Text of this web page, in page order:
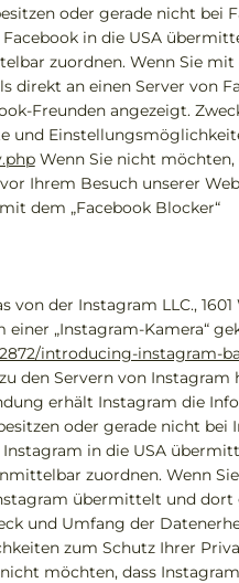
oder gerade nicht bei
in die USA
zuordnen. Wenn Sie
direkt an einen Server von
Freunden angezeigt.
und
Wenn Sie nicht möchten,
Ihrem Besuch unserer
dem „Facebook Blocker“
der Instagram LLC.,
„Instagram-Kamera“
introducing-instagram-
den Servern von Instagram
erhält Instagram die
oder gerade nicht
in die USA
zuordnen. Wenn
übermittelt und
und Umfang der
zum Schutz Ihrer
möchten, dass